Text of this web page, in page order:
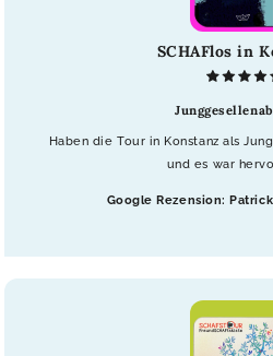
SCHAFlos in
Haben die Tour in Konstanz als
und es war
Google Rezension: